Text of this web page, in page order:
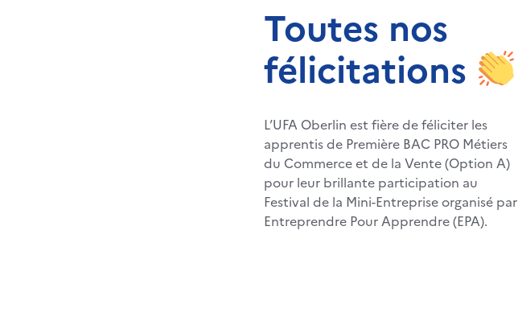
Toutes nos
félicitations
L’UFA Oberlin est fière de féliciter les
apprentis de Première BAC PRO Métiers
du Commerce et de la Vente (Option A)
pour leur brillante participation au
Festival de la Mini-Entreprise organisé par
Entreprendre Pour Apprendre (EPA).